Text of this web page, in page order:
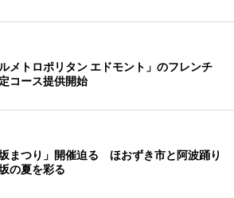
ルメトロポリタン エドモント」のフレンチ
コース提供開始
坂まつり」開催迫る ほおずき市と阿波踊り
の夏を彩る